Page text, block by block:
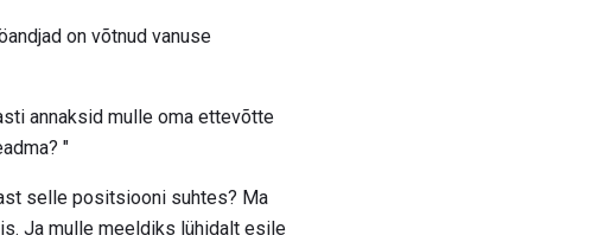
on võtnud vanuse
annaksid mulle oma ettevõtte
"
selle positsiooni suhtes? Ma
Ja mulle meeldiks lühidalt esile